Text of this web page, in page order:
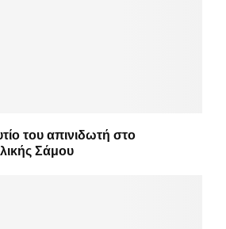
του απινιδωτή στο
Σάμου